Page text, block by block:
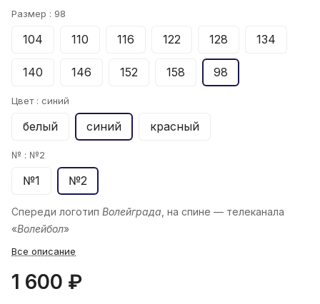
Размер : 98
104 110 116 122 128 134
140 146 152 158 98
Цвет : синий
белый синий красный
№ : №2
№1 №2
Спереди логотип Волейграда, на спине — телеканала
«Волейбол»
Все описание
1 600 ₽